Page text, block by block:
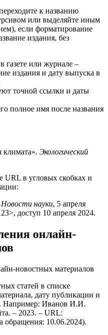
к названию
или выделяйте иным
если форматирование
издания, без
газете или журнале –
издания и дату выпуска в
точной ссылки и даты
полное имя после названия
климата». Экологический
URL в угловых скобках и
Новости науки, 5 апреля
доступ 10 апреля 2024.
онлайн-
статей в списке
дату публикации и
Например: Иванов И.И.
– 2023. – URL:
обращения: 10.06.2024).